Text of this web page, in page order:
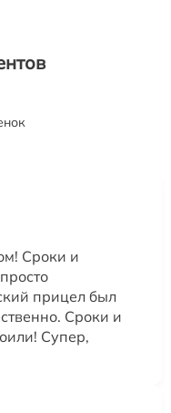
Сроки и
прицел был
Сроки и
Супер,